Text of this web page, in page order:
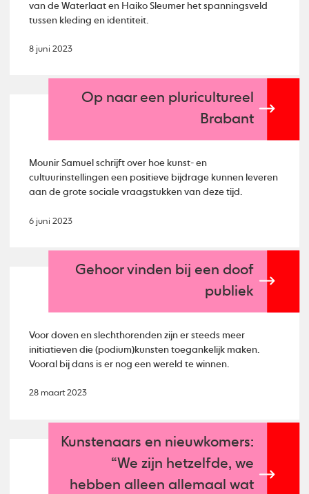
van de Waterlaat en Haiko Sleumer het spanningsveld
tussen kleding en identiteit.
8 juni 2023
Op naar een pluricultureel
Brabant
Mounir Samuel schrijft over hoe kunst- en
cultuurinstellingen een positieve bijdrage kunnen leveren
aan de grote sociale vraagstukken van deze tijd.
6 juni 2023
Gehoor vinden bij een doof
publiek
Voor doven en slechthorenden zijn er steeds meer
initiatieven die (podium)kunsten toegankelijk maken.
Vooral bij dans is er nog een wereld te winnen.
28 maart 2023
Kunstenaars en nieuwkomers:
“We zijn hetzelfde, we
hebben alleen allemaal wat